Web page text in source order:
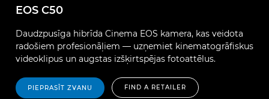
EOS C50
Daudzpusīga hibrīda Cinema EOS kamera, kas veidota
radošiem profesionāļiem — uzņemiet kinematogrāfiskus
videoklipus un augstas izšķirtspējas fotoattēlus.
PIEPRASĪT ZVANU FIND A RETAILER